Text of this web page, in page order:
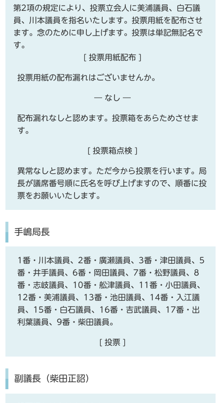
第2項の規定により、投票立会人に美浦議員、白石議
員、川本議員を指名いたします。投票用紙を配布させ
ます。念のために申し上げます。投票は単記無記名で
す。
[ 投票用紙配布 ]
投票用紙の配布漏れはございませんか。
― なし ―
配布漏れなしと認めます。投票箱をあらためさせま
す。
[ 投票箱点検 ]
異常なしと認めます。ただ今から投票を行います。局
長が議席番号順に氏名を呼び上げますので、順番に投
票をお願いいたします。
手嶋局長
1番・川本議員、2番・廣瀬議員、3番・津田議員、5
番・井手議員、6番・岡田議員、7番・松野議員、8
番・志岐議員、10番・舩津議員、11番・小田議員、
12番・美浦議員、13番・池田議員、14番・入江議
員、15番・白石議員、16番・吉武議員、17番・出
利葉議員、9番・柴田議員。
[ 投票 ]
副議長（柴田正詔）